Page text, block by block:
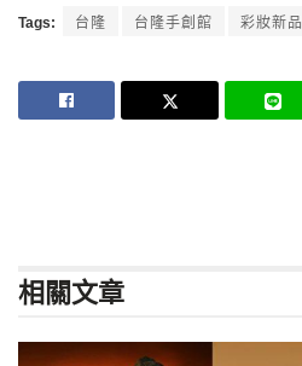
Tags: 台隆 台隆手創館 彩妝新品
相關文章